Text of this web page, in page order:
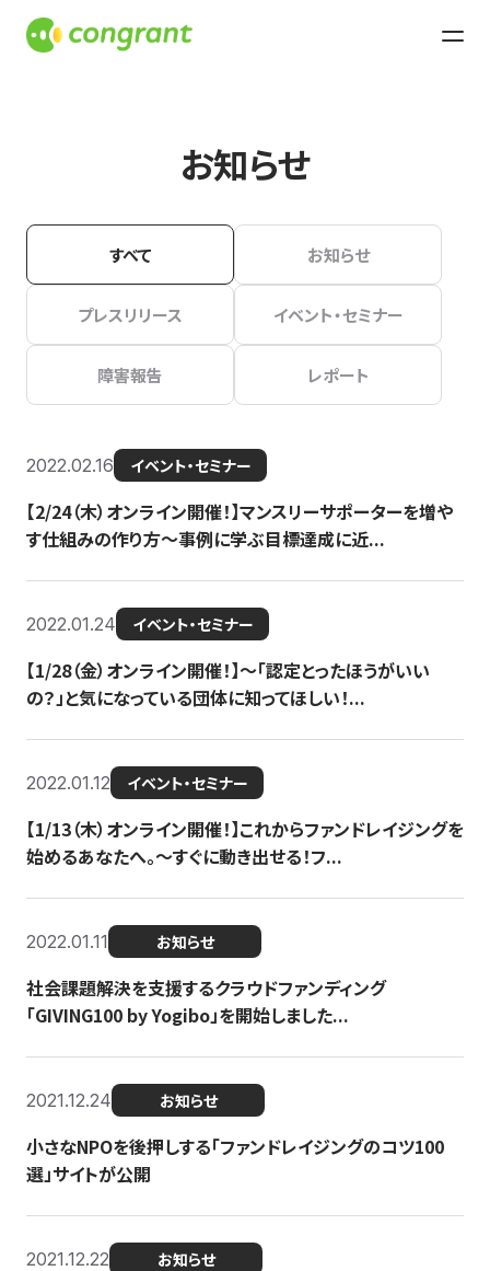
お知らせ
すべて お知らせ
プレスリリース イベント・セミナー
障害報告 レポート
2022.02.16 イベント・セミナー
【2/24（木）オンライン開催！】マンスリーサポーターを増や
す仕組みの作り方〜事例に学ぶ目標達成に近...
2022.01.24 イベント・セミナー
【1/28（金）オンライン開催！】〜「認定とったほうがいい
の？」と気になっている団体に知ってほしい！...
2022.01.12 イベント・セミナー
【1/13（木）オンライン開催！】これからファンドレイジングを
始めるあなたへ。〜すぐに動き出せる！フ...
2022.01.11 お知らせ
社会課題解決を支援するクラウドファンディング
「GIVING100 by Yogibo」を開始しました...
2021.12.24 お知らせ
小さなNPOを後押しする「ファンドレイジングのコツ100
選」サイトが公開
2021.12.22 お知らせ